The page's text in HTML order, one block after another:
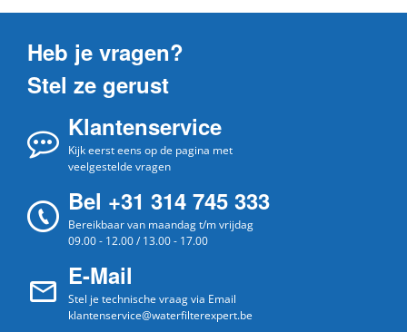
Heb je vragen?
Stel ze gerust
Klantenservice
Kijk eerst eens op de pagina met
veelgestelde vragen
Bel +31 314 745 333
Bereikbaar van maandag t/m vrijdag
09.00 - 12.00 / 13.00 - 17.00
E-Mail
Stel je technische vraag via Email
klantenservice@waterfilterexpert.be